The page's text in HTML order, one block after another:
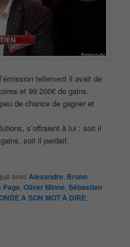
tellement il avait de
et 99 200€ de gains.
de chance de gagner et
s’offraient à lui : soit il
soit il perdait.
avecAlexandre Bruno
Page ,Oliver Minne ,Sébastien
A SON MOT À DIRE